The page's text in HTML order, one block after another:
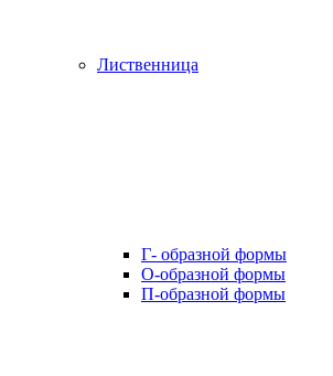
Лиственница
Г- образной формы
О-образной формы
П-образной формы